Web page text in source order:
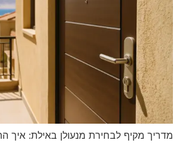
מדריך מקיף לבחירת מנעולן באילת: איך